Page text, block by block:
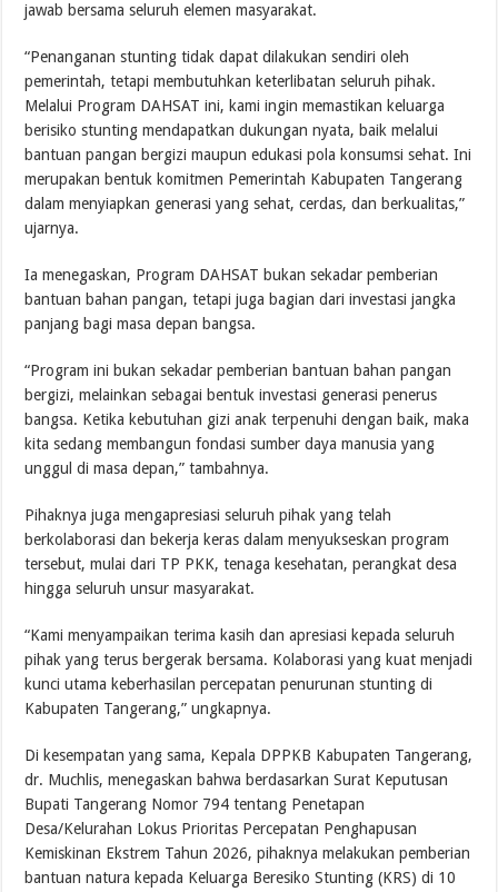
jawab bersama seluruh elemen masyarakat.
“Penanganan stunting tidak dapat dilakukan sendiri oleh
pemerintah, tetapi membutuhkan keterlibatan seluruh pihak.
Melalui Program DAHSAT ini, kami ingin memastikan keluarga
berisiko stunting mendapatkan dukungan nyata, baik melalui
bantuan pangan bergizi maupun edukasi pola konsumsi sehat. Ini
merupakan bentuk komitmen Pemerintah Kabupaten Tangerang
dalam menyiapkan generasi yang sehat, cerdas, dan berkualitas,”
ujarnya.
Ia menegaskan, Program DAHSAT bukan sekadar pemberian
bantuan bahan pangan, tetapi juga bagian dari investasi jangka
panjang bagi masa depan bangsa.
“Program ini bukan sekadar pemberian bantuan bahan pangan
bergizi, melainkan sebagai bentuk investasi generasi penerus
bangsa. Ketika kebutuhan gizi anak terpenuhi dengan baik, maka
kita sedang membangun fondasi sumber daya manusia yang
unggul di masa depan,” tambahnya.
Pihaknya juga mengapresiasi seluruh pihak yang telah
berkolaborasi dan bekerja keras dalam menyukseskan program
tersebut, mulai dari TP PKK, tenaga kesehatan, perangkat desa
hingga seluruh unsur masyarakat.
“Kami menyampaikan terima kasih dan apresiasi kepada seluruh
pihak yang terus bergerak bersama. Kolaborasi yang kuat menjadi
kunci utama keberhasilan percepatan penurunan stunting di
Kabupaten Tangerang,” ungkapnya.
Di kesempatan yang sama, Kepala DPPKB Kabupaten Tangerang,
dr. Muchlis, menegaskan bahwa berdasarkan Surat Keputusan
Bupati Tangerang Nomor 794 tentang Penetapan
Desa/Kelurahan Lokus Prioritas Percepatan Penghapusan
Kemiskinan Ekstrem Tahun 2026, pihaknya melakukan pemberian
bantuan natura kepada Keluarga Beresiko Stunting (KRS) di 10